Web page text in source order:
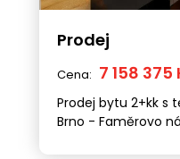
Prodej
Cena: 7 158 375
Prodej bytu 2+kk s
Brno - Faměrovo